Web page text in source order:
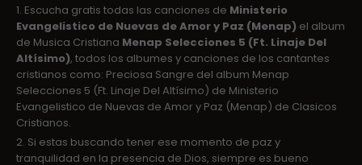
1. Escucha gratis todas las canciones de Ministerio
Evangelistico de Nuevas de Amor y Paz (Menap) el album
de Musica Cristiana Menap Selecciones 5 (Ft. Linaje Del
Altísimo), todos los albumes y canciones de los cantantes
cristianos como: Preciosa Sangre del album Menap
Selecciones 5 (Ft. Linaje Del Altísimo) de Ministerio
Evangelistico de Nuevas de Amor y Paz (Menap) de Clasicos
Cristianos.
2. Si estas buscando tener ese momento de paz y
tranquilidad en la presencia de Dios, siempre es bueno